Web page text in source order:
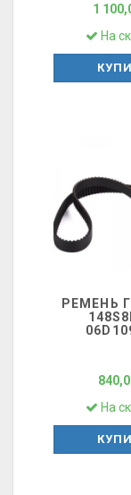
1
На
РЕМЕНЬ
На